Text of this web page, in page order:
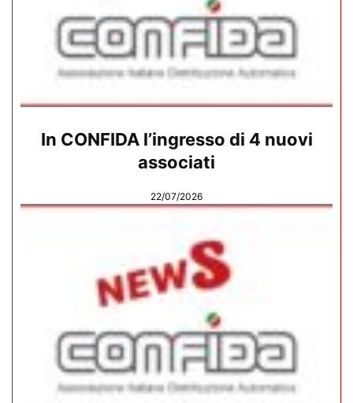
In CONFIDA l’ingresso di 4 nuovi
associati
22/07/2026